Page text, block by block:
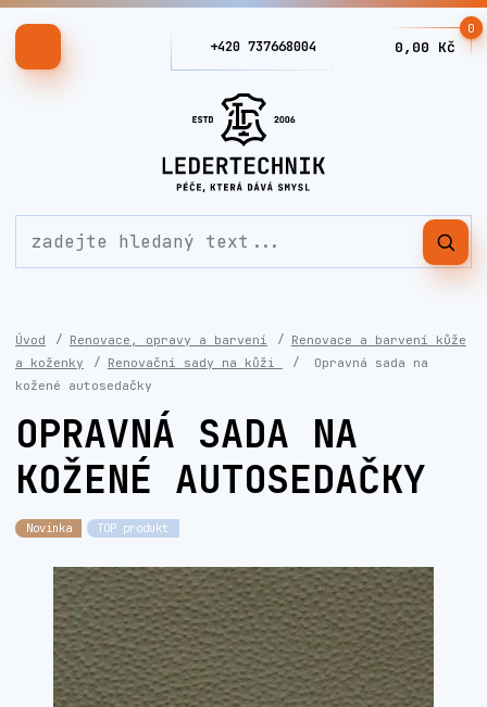
+420 737668004
0
0,00 Kč
Úvod Renovace, opravy a barvení
Renovace a barvení kůže
a koženky
Renovační sady na kůži
Opravná sada na
kožené autosedačky
OPRAVNÁ SADA NA
KOŽENÉ AUTOSEDAČKY
Novinka TOP produkt